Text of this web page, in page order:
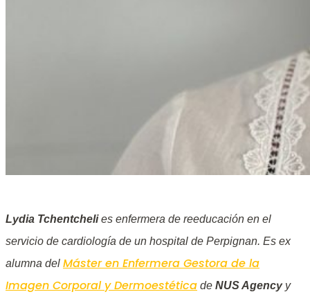
Lydia Tchentchelies enfermera de reeducación en el
servicio de cardiología de un hospital de Perpignan. Es ex
alumna del Máster en Enfermera Gestora de la
Imagen Corporal y Dermoestética de NUS Agencyy